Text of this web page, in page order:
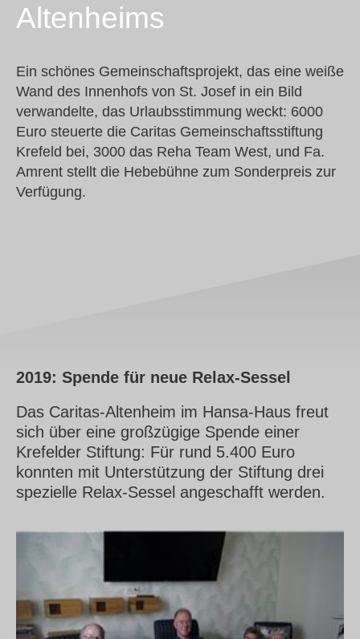
Altenheims
Ein schönes Gemeinschaftsprojekt, das eine weiße
Wand des Innenhofs von St. Josef in ein Bild
verwandelte, das Urlaubsstimmung weckt: 6000
Euro steuerte die Caritas Gemeinschaftsstiftung
Krefeld bei, 3000 das Reha Team West, und Fa.
Amrent stellt die Hebebühne zum Sonderpreis zur
Verfügung.
2019: Spende für neue Relax-Sessel
Das Caritas-Altenheim im Hansa-Haus freut
sich über eine großzügige Spende einer
Krefelder Stiftung: Für rund 5.400 Euro
konnten mit Unterstützung der Stiftung drei
spezielle Relax-Sessel angeschafft werden.